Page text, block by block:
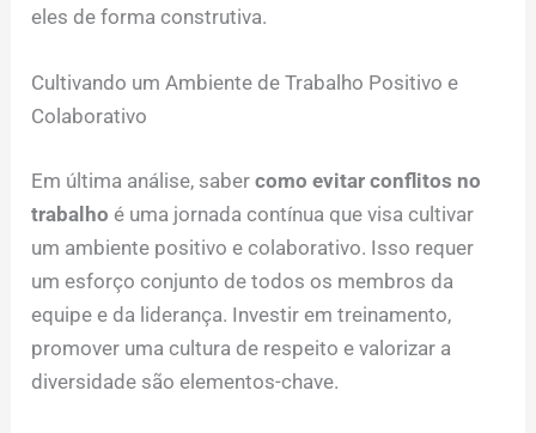
eles de forma construtiva.
Cultivando um Ambiente de Trabalho Positivo e
Colaborativo
Em última análise, sabercomo evitar conflitos no
trabalho é uma jornada contínua que visa cultivar
um ambiente positivo e colaborativo. Isso requer
um esforço conjunto de todos os membros da
equipe e da liderança. Investir em treinamento,
promover uma cultura de respeito e valorizar a
diversidade são elementos-chave.